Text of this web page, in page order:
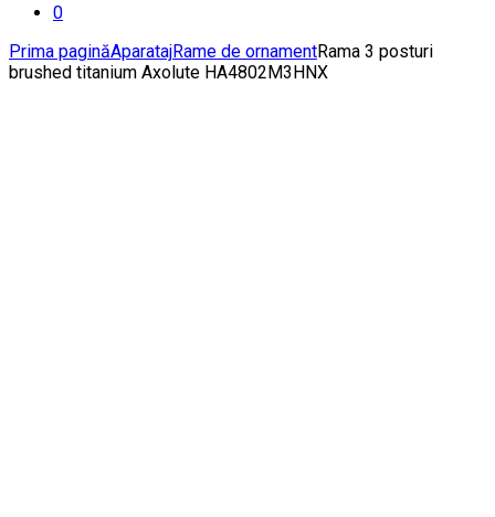
0
Prima paginăAparatajRame de ornamentRama 3 posturi
brushed titanium Axolute HA4802M3HNX